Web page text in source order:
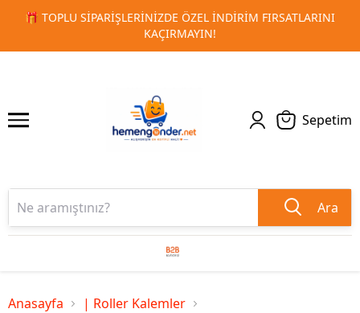
🚀 KURUMSAL PROMOSYON VE MATBAA
1 2
Sepetim
Ara
Anasayfa
| Roller Kalemler